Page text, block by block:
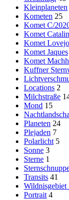
Kleinplaneten
Kometen 25
Komet C/
Komet
Komet
Komet Jaques
Komet
Kuffner
Locations 2
Milchstraße
Mond 15
Planeten 24
Plejaden 7
Polarlicht 5
Sonne 3
Sterne 1
Transits 41
Wildnisgebiet
Portrait 4